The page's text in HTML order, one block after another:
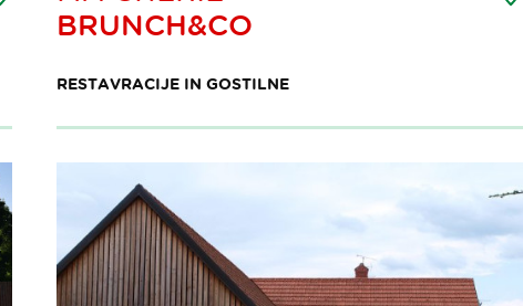
interesaBRUNCH&CO
RESTAVRACIJE IN GOSTILNE